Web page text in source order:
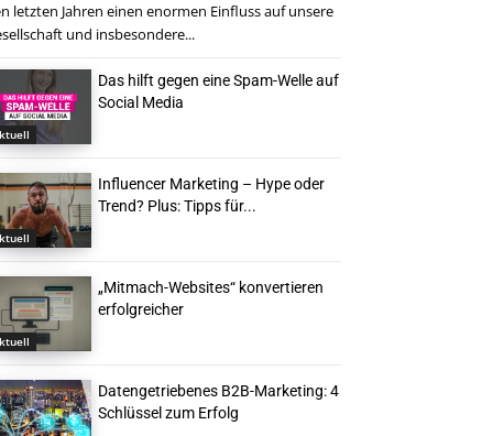
letzten Jahren einen enormen Einfluss auf unsere
und insbesondere...
Das hilft gegen eine Spam-Welle auf
Social Media
Influencer Marketing – Hype oder
Trend? Plus: Tipps für...
„Mitmach-Websites“ konvertieren
erfolgreicher
Datengetriebenes B2B-Marketing: 4
Schlüssel zum Erfolg